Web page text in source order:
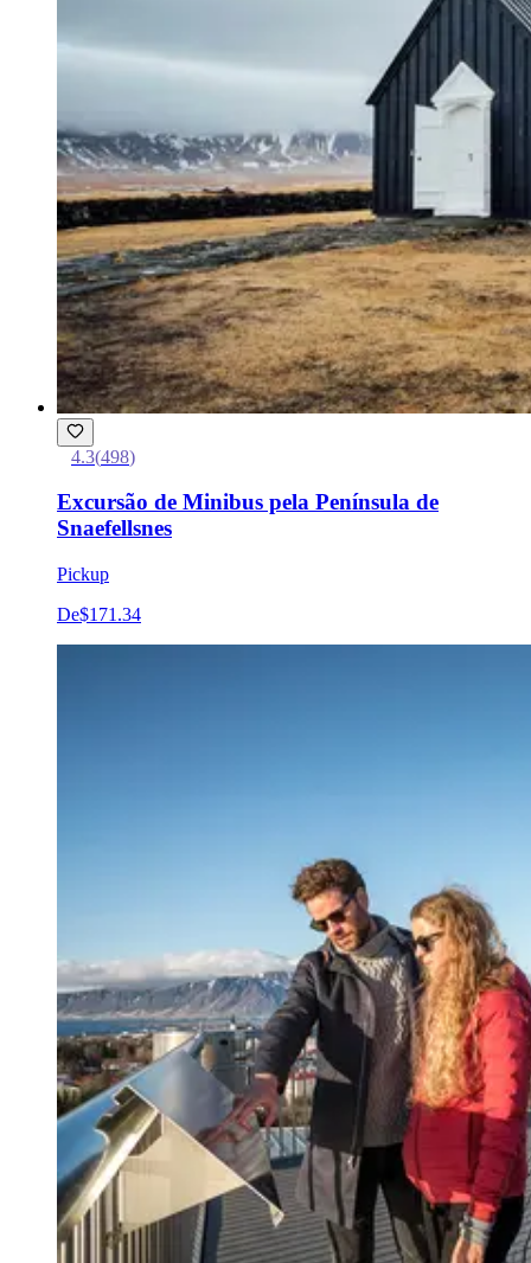
4.3(498)
Excursão de Minibus pela Península de
Snaefellsnes
Pickup
De$171.34